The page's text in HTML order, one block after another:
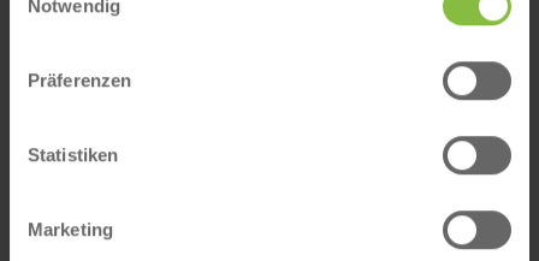
Notwendig
Präferenzen
Statistiken
Marketing